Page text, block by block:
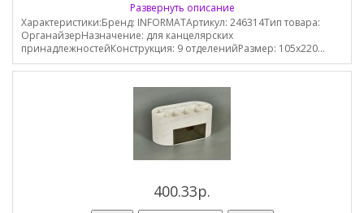
Развернуть описание
Характеристики:Бренд: INFORMATАртикул: 246314Тип товара:
ОрганайзерНазначение: для канцелярских
принадлежностейКонструкция: 9 отделенийРазмер: 105х220...
400.33р.